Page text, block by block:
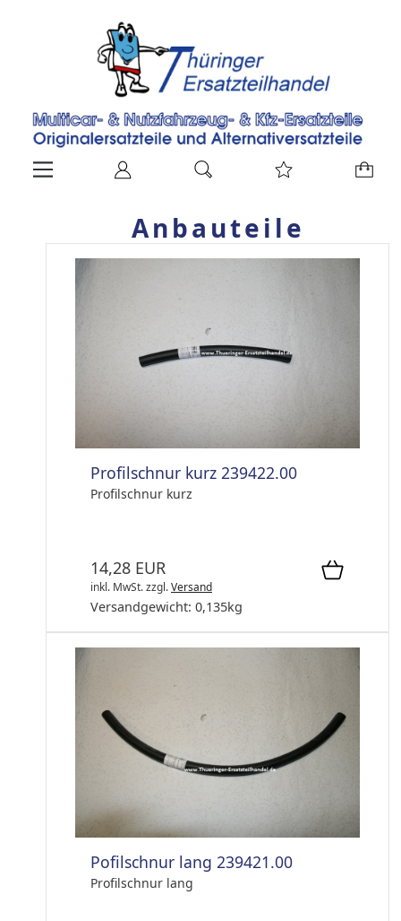
Anbauteile
Profilschnur kurz 239422.00
Profilschnur kurz
14,28 EUR
inkl. MwSt.zzgl.Versand
Versandgewicht: 0,135kg
Pofilschnur lang 239421.00
Profilschnur lang